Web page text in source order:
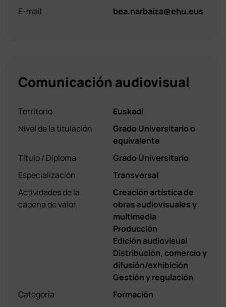
E-mail
bea.narbaiza@ehu.eus
Comunicación audiovisual
Territorio
Euskadi
Nivel de la titulación
Grado Universitario o
equivalente
Título / Diploma
Grado Universitario
Especialización
Transversal
Actividades de la
cadena de valor
Creación artística de
obras audiovisuales y
multimedia
Producción
Edición audiovisual
Distribución, comercio y
difusión/exhibición
Gestión y regulación
Categoría
Formación